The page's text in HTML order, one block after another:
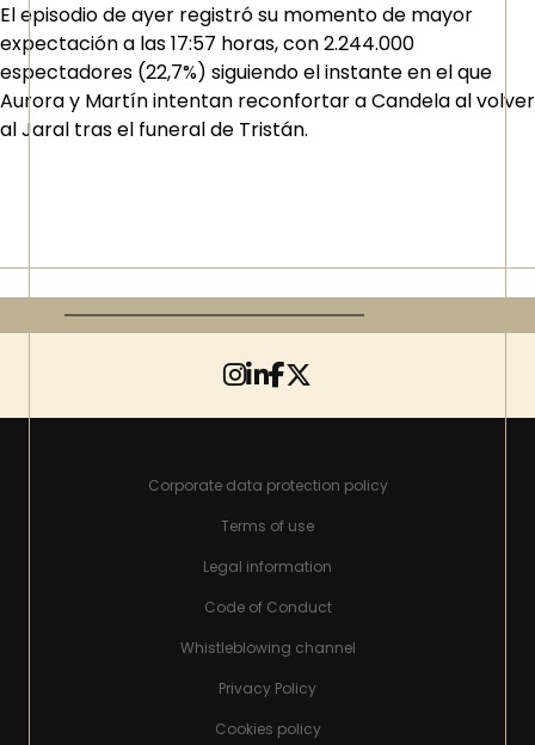
El episodio de ayer registró su momento de mayor
expectación a las 17:57 horas, con 2.244.000
espectadores (22,7%) siguiendo el instante en el que
Aurora y Martín intentan reconfortar a Candela al volver
al Jaral tras el funeral de Tristán.
Corporate data protection policy
Terms of use
Legal information
Code of Conduct
Whistleblowing channel
Privacy Policy
Cookies policy